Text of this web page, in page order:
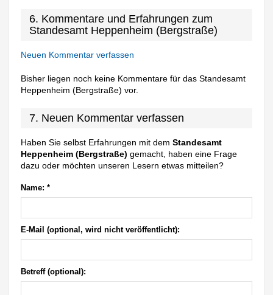
6. Kommentare und Erfahrungen zum
Standesamt Heppenheim (Bergstraße)
Neuen Kommentar verfassen
Bisher liegen noch keine Kommentare für das Standesamt
Heppenheim (Bergstraße) vor.
7. Neuen Kommentar verfassen
Haben Sie selbst Erfahrungen mit demStandesamt
Heppenheim (Bergstraße) gemacht, haben eine Frage
dazu oder möchten unseren Lesern etwas mitteilen?
Name: *
E-Mail (optional, wird nicht veröffentlicht):
Betreff (optional):